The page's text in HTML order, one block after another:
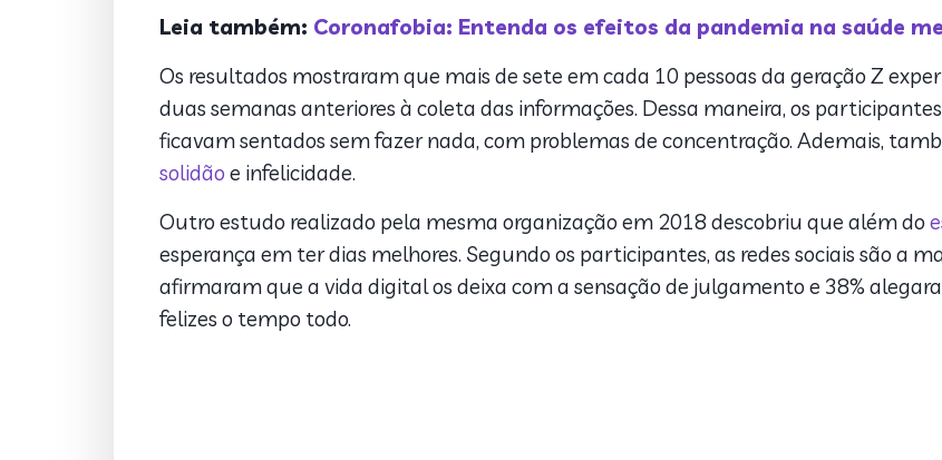
Leia também: Coronafobia: Entenda os efeitos da pandemia na saúde
Os resultados mostraram que mais de sete em cada 10 pessoas da geração Z
duas semanas anteriores à coleta das informações. Dessa maneira, os
ficavam sentados sem fazer nada, com problemas de concentração. Ademais,
solidão e infelicidade.
Outro estudo realizado pela mesma organização em 2018 descobriu que além do
esperança em ter dias melhores. Segundo os participantes, as redes sociais são a
afirmaram que a vida digital os deixa com a sensação de julgamento e 38%
felizes o tempo todo.